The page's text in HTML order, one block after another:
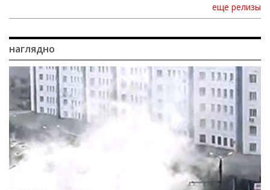
еще релизы
наглядно